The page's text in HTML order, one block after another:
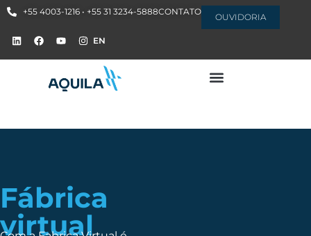
+55 4003-1216 • +55 31 3234-5888CONTATO
OUVIDORIA
EN
Fábrica
virtual